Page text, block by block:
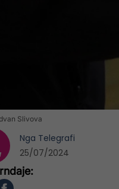
Slivova
Nga Telegrafi
25/07/2024